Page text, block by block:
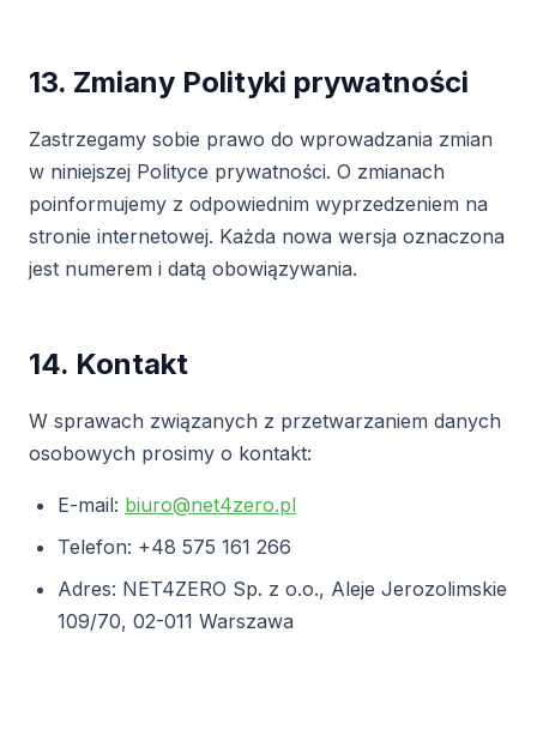
13. Zmiany Polityki prywatności
Zastrzegamy sobie prawo do wprowadzania zmian
w niniejszej Polityce prywatności. O zmianach
poinformujemy z odpowiednim wyprzedzeniem na
stronie internetowej. Każda nowa wersja oznaczona
jest numerem i datą obowiązywania.
14. Kontakt
W sprawach związanych z przetwarzaniem danych
osobowych prosimy o kontakt:
E-mail: biuro@net4zero.pl
Telefon: +48 575 161 266
Adres: NET4ZERO Sp. z o.o., Aleje Jerozolimskie
109/70, 02-011 Warszawa